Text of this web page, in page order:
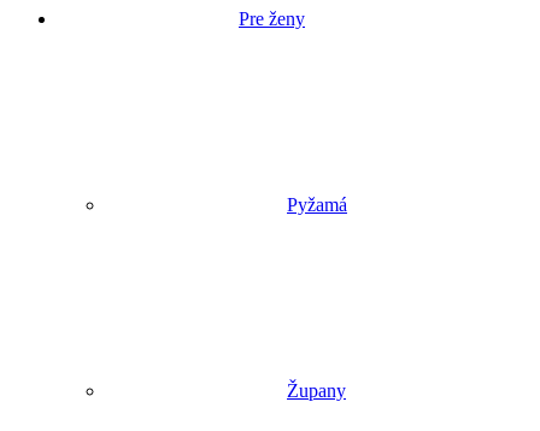
Pre ženy
Pyžamá
Župany